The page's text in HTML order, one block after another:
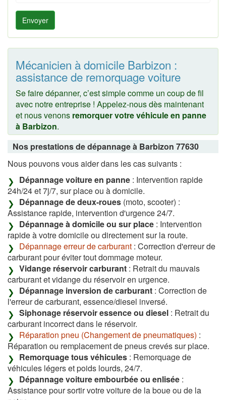
Envoyer
Mécanicien à domicile Barbizon :
assistance de remorquage voiture
Se faire dépanner, c’est simple comme un coup de fil
avec notre entreprise ! Appelez-nous dès maintenant
et nous venons remorquer votre véhicule en panne
à Barbizon.
Nos prestations de dépannage à Barbizon 77630
Nous pouvons vous aider dans les cas suivants :
Dépannage voiture en panne : Intervention rapide
24h/24 et 7j/7, sur place ou à domicile.
Dépannage de deux-roues (moto, scooter) :
Assistance rapide, intervention d'urgence 24/7.
Dépannage à domicile ou sur place : Intervention
rapide à votre domicile ou directement sur la route.
Dépannage erreur de carburant : Correction d'erreur de
carburant pour éviter tout dommage moteur.
Vidange réservoir carburant : Retrait du mauvais
carburant et vidange du réservoir en urgence.
Dépannage inversion de carburant : Correction de
l'erreur de carburant, essence/diesel inversé.
Siphonage réservoir essence ou diesel : Retrait du
carburant incorrect dans le réservoir.
Réparation pneu (Changement de pneumatiques) :
Réparation ou remplacement de pneus crevés sur place.
Remorquage tous véhicules : Remorquage de
véhicules légers et poids lourds, 24/7.
Dépannage voiture embourbée ou enlisée :
Assistance pour sortir votre voiture de la boue ou de la